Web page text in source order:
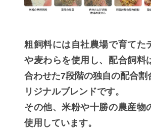
粗飼料には自社農場で育てた
や麦わらを使用し、配合飼料
合わせた7段階の独自の配合割
リジナルブレンドです。
その他、米粉や十勝の農産物
使用しています。